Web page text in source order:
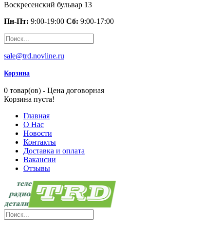
Воскресенский бульвар 13
Пн-Пт: 9:00-19:00 Сб: 9:00-17:00
sale@trd.novline.ru
Корзина
0 товар(ов) - Цена договорная
Корзина пуста!
Главная
О Нас
Новости
Контакты
Доставка и оплата
Вакансии
Отзывы